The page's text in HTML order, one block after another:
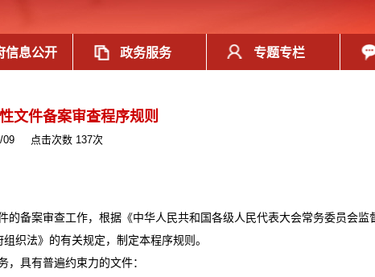
息公开 政务服务 专题专栏
文件备案审查程序规则
09 点击次数 137次
备案审查工作，根据《中华人民共和国各级人民代表大会常务委员会监
织法》的有关规定，制定本程序规则。
具有普遍约束力的文件：